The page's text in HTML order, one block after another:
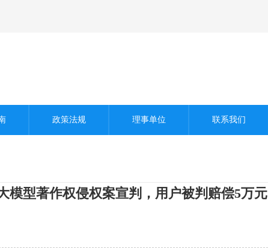
政策法规 理事单位 联系我们
模型著作权侵权案宣判，用户被判赔偿5万元